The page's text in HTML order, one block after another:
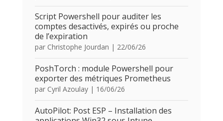
Script Powershell pour auditer les
comptes desactivés, expirés ou proche
de l’expiration
par Christophe Jourdan | 22/06/26
PoshTorch : module Powershell pour
exporter des métriques Prometheus
par Cyril Azoulay| 16/06/26
AutoPilot: Post ESP – Installation des